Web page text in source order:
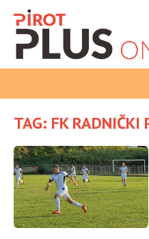
TAG: FK RADNIČKI